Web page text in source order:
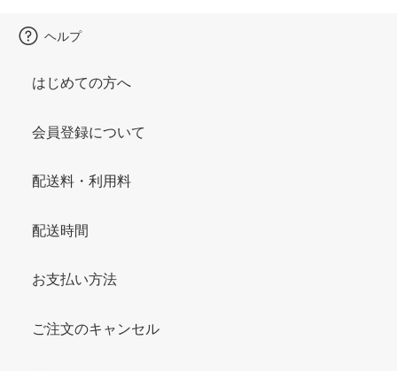
ヘルプ
はじめての方へ
会員登録について
配送料・利用料
配送時間
お支払い方法
ご注文のキャンセル